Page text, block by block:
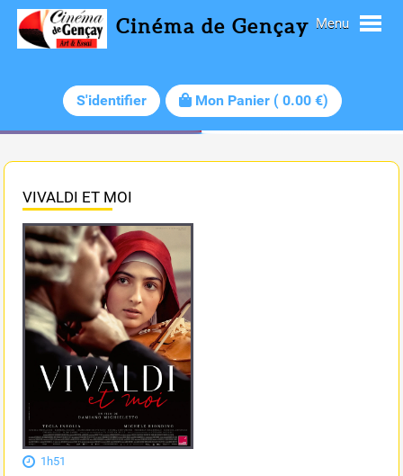
Cinéma de Gençay
S'identifier Mon Panier (0.00 €)
Menu
VIVALDI ET MOI
1h51